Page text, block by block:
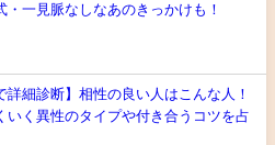
・一見脈なしなあのきっかけも！
詳細診断】相性の良い人はこんな人！
いく異性のタイプや付き合うコツを占